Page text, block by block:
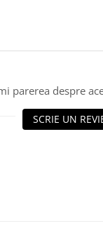
parerea despre
SCRIE UN